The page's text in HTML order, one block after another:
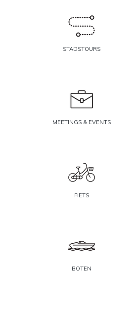
STADSTOURS
MEETINGS & EVENTS
FIETS
BOTEN